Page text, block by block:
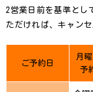
2営業日前を基準とし
ただければ、キャン
ご予約日
月
予